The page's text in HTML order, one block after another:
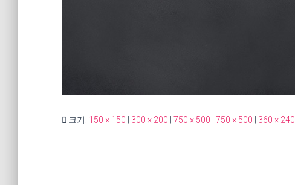
크기: 150 × 150 300 × 200 750 × 500 750 × 500 360 × 240